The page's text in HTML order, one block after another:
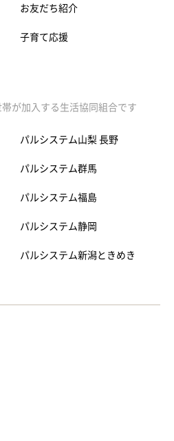
お友だち紹介
子育て応援
が加入する生活協同組合です
パルシステム山梨 長野
パルシステム群馬
パルシステム福島
パルシステム静岡
パルシステム新潟ときめき